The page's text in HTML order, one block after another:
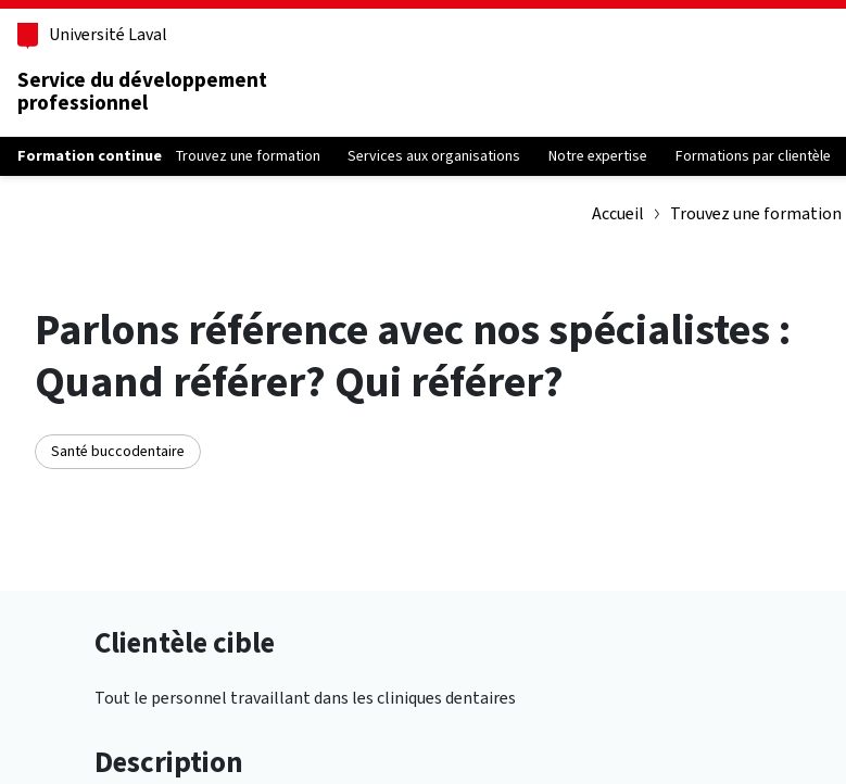
Aller au contenu principal
Université Laval
Service du développement
professionnel
Formation continue Trouvez une formation Services aux organisations Notre expertise Formations par clientèle
Accueil Trouvez une formation
Parlons référence avec nos spécialistes :
Quand référer? Qui référer?
Santé buccodentaire
Clientèle cible
Tout le personnel travaillant dans les cliniques dentaires
Description